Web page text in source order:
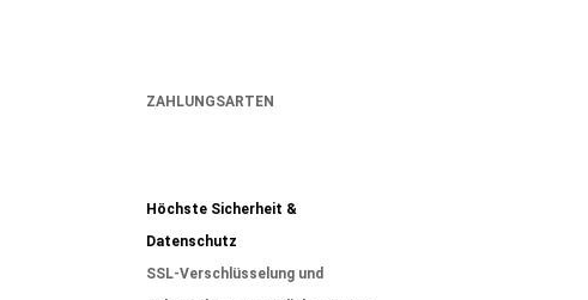
ZAHLUNGSARTEN
Höchste Sicherheit &
Datenschutz
SSL-Verschlüsselung und